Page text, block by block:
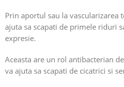
Prin aportul sau la vascularizarea
ajuta sa scapati de primele riduri
expresie.
Aceasta are un rol antibacterian
va ajuta sa scapati de cicatrici si